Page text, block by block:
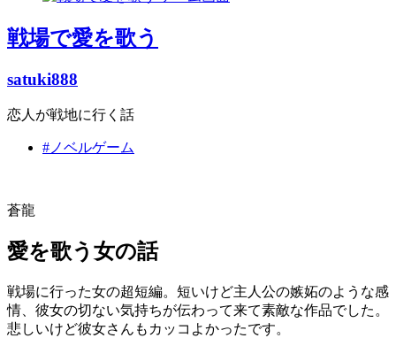
戦場で愛を歌う
satuki888
恋人が戦地に行く話
#ノベルゲーム
蒼龍
愛を歌う女の話
戦場に行った女の超短編。短いけど主人公の嫉妬のような感
情、彼女の切ない気持ちが伝わって来て素敵な作品でした。
悲しいけど彼女さんもカッコよかったです。